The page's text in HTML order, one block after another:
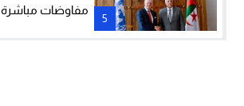
5
مفاوضات مباشرة